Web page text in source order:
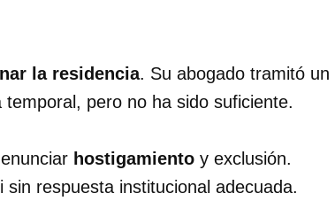
la residencia. Su abogado tramitó un
pero no ha sido suficiente.
hostigamiento y exclusión.
respuesta institucional adecuada.